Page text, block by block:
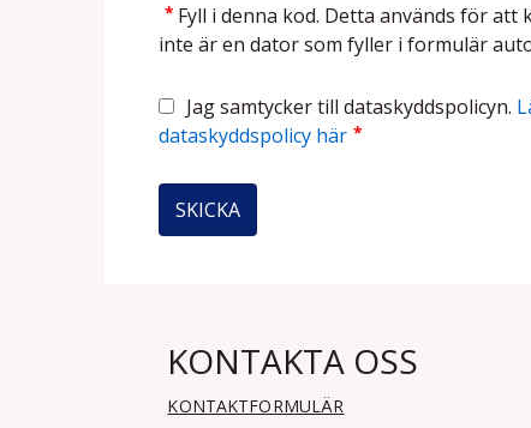
* Fyll i denna kod. Detta används för
inte är en dator som fyller i formulär
Jag samtycker till dataskyddspolicyn.
dataskyddspolicy här *
KONTAKTA OSS
KONTAKTFORMULÄR